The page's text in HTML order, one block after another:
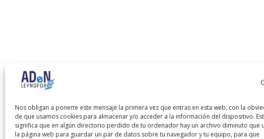
Nos obligan a ponerte este mensaje la primera vez que entras en esta web, con la
de que usamos cookies para almacenar y/o acceder a la información del dispositivo.
significa que en algún directorio perdido de tu ordenador hay un archivo diminuto que
la página web para guardar un par de datos sobre tu navegador y tu equipo, para que